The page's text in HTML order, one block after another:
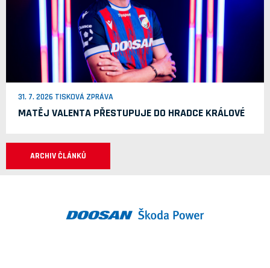
31. 7. 2026 TISKOVÁ ZPRÁVA
MATĚJ VALENTA PŘESTUPUJE DO HRADCE KRÁLOVÉ
ARCHIV ČLÁNKŮ